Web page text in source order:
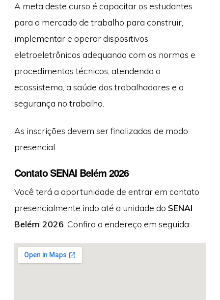
A meta deste curso é capacitar os estudantes
para o mercado de trabalho para construir,
implementar e operar dispositivos
eletroeletrônicos adequando com as normas e
procedimentos técnicos, atendendo o
ecossistema, a saúde dos trabalhadores e a
segurança no trabalho.
As inscrições devem ser finalizadas de modo
presencial.
Contato SENAI Belém 2026
Você terá a oportunidade de entrar em contato
presencialmente indo até a unidade do SENAI
Belém 2026 . Confira o endereço em seguida: